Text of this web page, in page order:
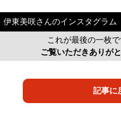
伊東美咲さんのインスタグラム
これが最後の一枚で
ご覧いただきありが
記事に